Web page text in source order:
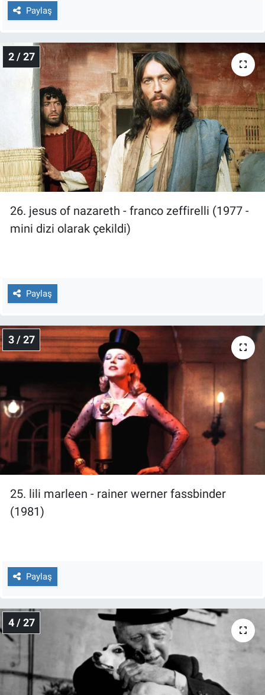
Paylaş
2 / 27
26. jesus of nazareth - franco zeffirelli (1977 -
mini dizi olarak çekildi)
Paylaş
3 / 27
25. lili marleen - rainer werner fassbinder
(1981)
Paylaş
4 / 27
Popüler
Sağlık
Spor
Teknoloji
Türkiye'nin Geleceği
Türkiye'nin Gündemi
Yerel Gündem